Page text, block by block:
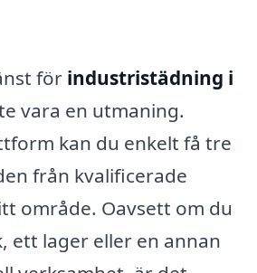
för industristädning i
vara en utmaning.
kan du enkelt få tre
från kvalificerade
område. Oavsett om du
ett lager eller en annan